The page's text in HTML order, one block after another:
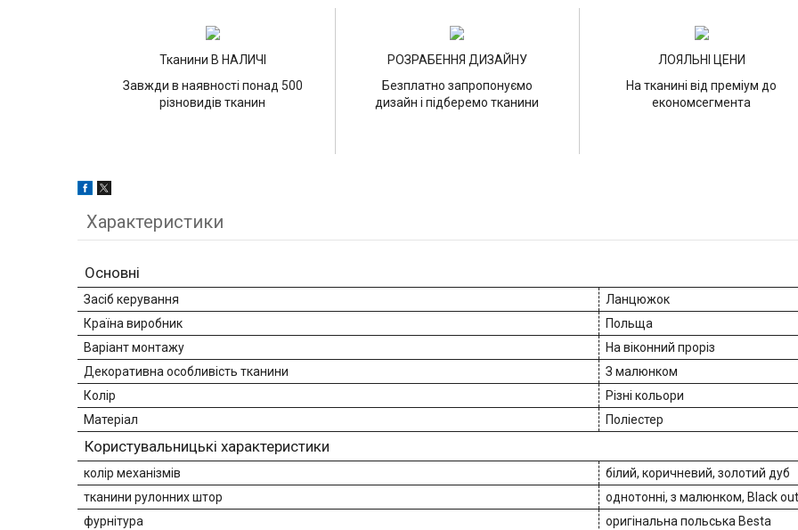
Тканини В НАЛИЧІ
Завжди в наявності понад 500
різновидів тканин
РОЗРАБЕННЯ ДИЗАЙНУ
Безплатно запропонуємо
дизайн і підберемо тканини
ЛОЯЛЬНІ ЦЕНИ
На тканині від преміум до
економсегмента
Характеристики
Основні
Засіб керування
Ланцюжок
Країна виробник
Польща
Варіант монтажу
На віконний проріз
Декоративна особливість тканини
З малюнком
Колір
Різні кольори
Матеріал
Поліестер
Користувальницькі характеристики
колір механізмів
білий, коричневий, золотий дуб
тканини рулонних штор
однотонні, з малюнком, Black
фурнітура
оригінальна польська Besta